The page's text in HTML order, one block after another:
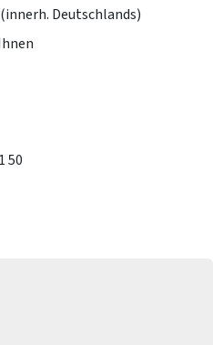
Deutschlands)
50